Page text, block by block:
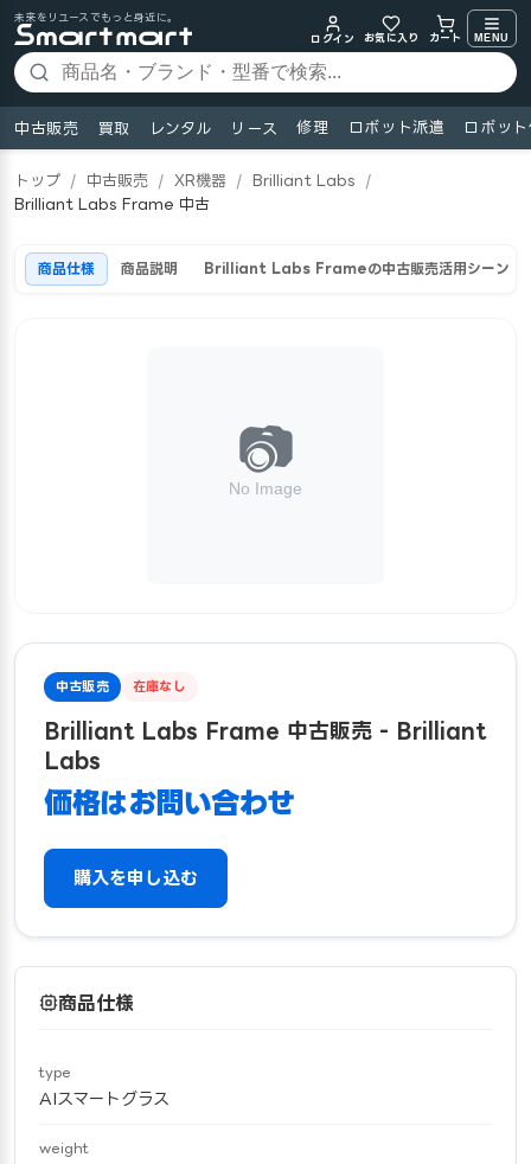
未来をリユースでもっと身近に。
ログイン
お気に入り カート MENU
中古販売 買取 レンタル リース 修理 ロボット派遣 ロボッ
トップ / 中古販売 / XR機器 / Brilliant Labs
/
Brilliant Labs Frame 中古
商品仕様 商品説明 Brilliant Labs Frameの中古販売活用シーン
中古販売 在庫なし
Brilliant Labs Frame 中古販売 - Brilliant
Labs
価格はお問い合わせ
購入を申し込む
商品仕様
type
AIスマートグラス
weight